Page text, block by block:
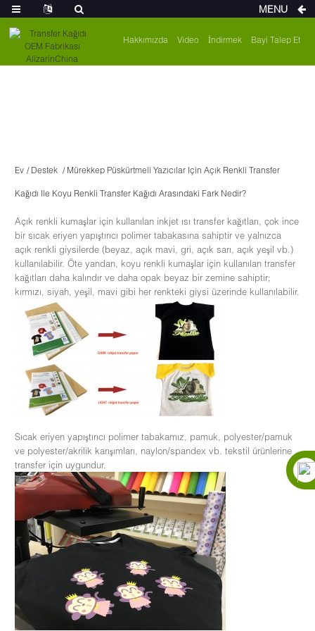
Hakkımızda Video İndirmek Bayi Talep Et
Ev Destek Mürekkep Püskürtmeli Yazıcılar Için Açık Renkli Transfer
Kağıdı Ile Koyu Renkli Transfer Kağıdı Arasındaki Fark Nedir?
Açık renkli kumaşlar için kullanılan inkjet ısı transfer kağıtları, çok ince
bir sıcak eriyen yapıştırıcı polimer tabakasına sahiptir ve yalnızca
açık renkli giysilerde (beyaz, açık mavi, gri, açık sarı, açık yeşil vb.)
kullanılabilir. Öte yandan, koyu renkli kumaşlar için kullanılan transfer
kağıtları daha kalındır ve daha opak beyaz bir zemine sahiptir;
kırmızı, siyah, yeşil, mavi gibi her renkteki giysi üzerinde kullanılabilir.
Sıcak eriyen yapıştırıcı polimer tabakamız, pamuk, polyester/pamuk
ve polyester/akrilik karışımları, naylon/spandex vb. tekstil ürünlerine
transfer için uygundur.
MENU